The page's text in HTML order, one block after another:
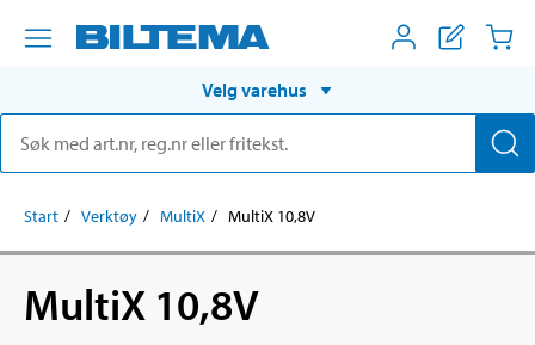
Velg varehus
Start Verktøy MultiX MultiX 10,8V
MultiX 10,8V